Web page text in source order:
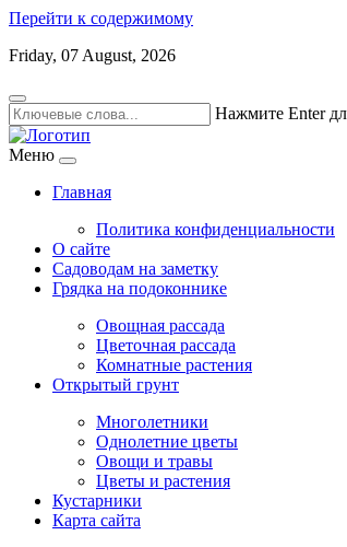
Перейти к содержимому
Friday, 07 August, 2026
Нажмите Enter
Меню
Главная
Политика конфиденциальности
О сайте
Садоводам на заметку
Грядка на подоконнике
Овощная рассада
Цветочная рассада
Комнатные растения
Открытый грунт
Многолетники
Однолетние цветы
Овощи и травы
Цветы и растения
Кустарники
Карта сайта